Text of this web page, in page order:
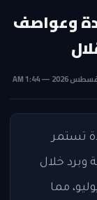
وعواصف
تستمر
خلال
مما